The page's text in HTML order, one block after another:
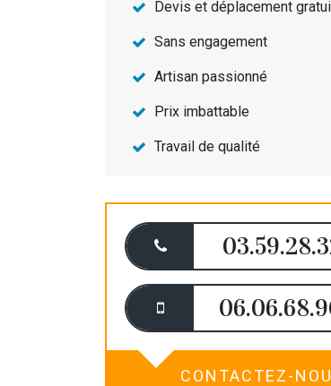
Devis et déplacement
Sans engagement
Artisan passionné
Prix imbattable
Travail de qualité
CONTACTEZ-